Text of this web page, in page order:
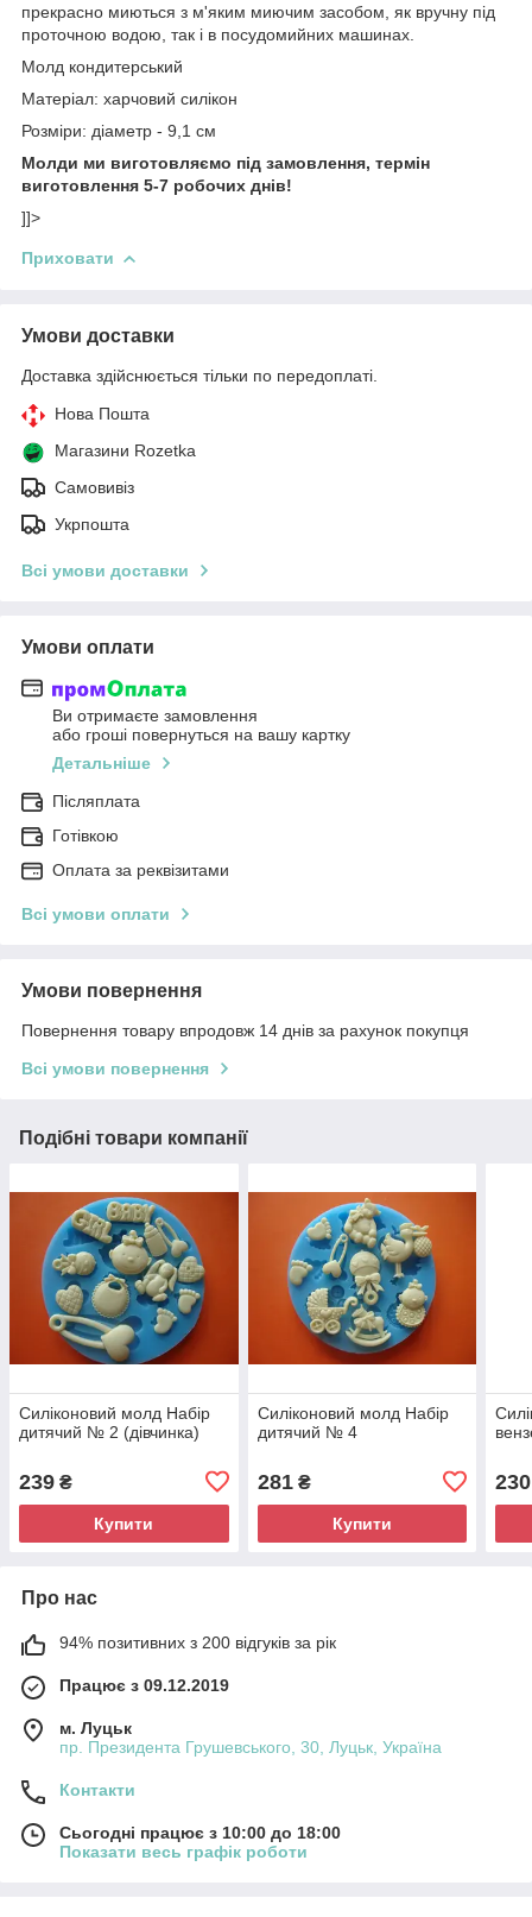
прекрасно миються з м'яким миючим засобом, як вручну під
проточною водою, так і в посудомийних машинах.
Молд кондитерський
Матеріал: харчовий силікон
Розміри: діаметр - 9,1 см
Молди ми виготовляємо під замовлення, термін
виготовлення 5-7 робочих днів!
]]>
Приховати
Умови доставки
Доставка здійснюється тільки по передоплаті.
Нова Пошта
Магазини Rozetka
Самовивіз
Укрпошта
Всі умови доставки
Умови оплати
Ви отримаєте замовлення
або гроші повернуться на вашу картку
Детальніше
Післяплата
Готівкою
Оплата за реквізитами
Всі умови оплати
Умови повернення
Повернення товару впродовж 14 днів за рахунок покупця
Всі умови повернення
Подібні товари компанії
Силіконовий молд Набір
дитячий № 2 (дівчинка)
239 ₴
Купити
Силіконовий молд Набір
дитячий № 4
281₴
Купити
230
Про нас
94% позитивних з 200 відгуків за рік
Працює з 09.12.2019
м. Луцьк
пр. Президента Грушевського, 30, Луцьк, Україна
Контакти
Сьогодні працює з 10:00 до 18:00
Показати весь графік роботи